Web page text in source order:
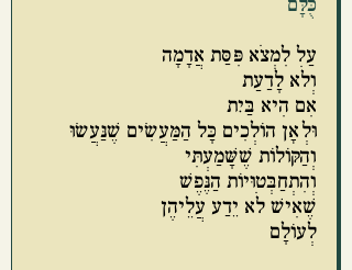
כֻּלָּם
עַל לִמְצֹא פִּסַּת אֲדָמָה
וְלֹא לָדַעַת
אִם הִיא בַּיִת
וּלְאָן הוֹלְכִים כָּל הַמַּעֲשִׂים שֶׁנַּעֲשׂוּ
וְהַקּוֹלוֹת שֶׁשָּׁמַעְתִּי
וְהִתְחַבְּטוּיוֹת הַנֶּפֶשׁ
שֶׁאִישׁ לֹא יֵדַע עֲלֵיהֶן
לְעוֹלָם